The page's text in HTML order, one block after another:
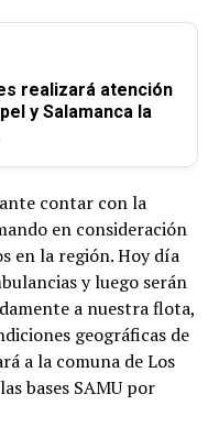
realizará atención
y Salamanca la
contar con la
en consideración
en la región. Hoy día
y luego serán
a nuestra flota,
geográficas de
a la comuna de Los
bases SAMU por